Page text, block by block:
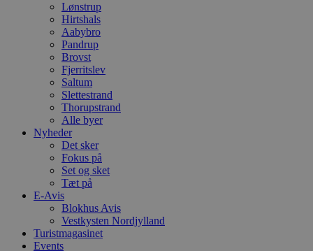
Lønstrup
Hirtshals
Aabybro
Pandrup
Brovst
Fjerritslev
Saltum
Slettestrand
Thorupstrand
Alle byer
Nyheder
Det sker
Fokus på
Set og sket
Tæt på
E-Avis
Blokhus Avis
Vestkysten Nordjylland
Turistmagasinet
Events